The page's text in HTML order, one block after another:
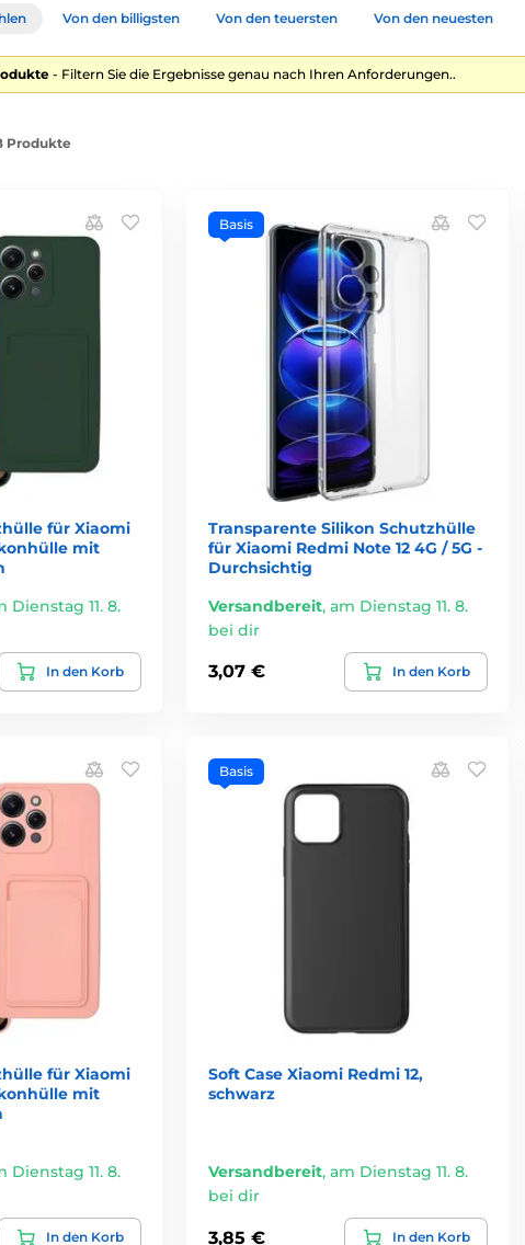
Von den billigsten Von den teuersten Von den neuesten
- Filtern Sie die Ergebnisse genau nach Ihren Anforderungen..
Produkte
für Xiaomi
mit
Dienstag 11. 8.
In den Korb
Basis
Transparente Silikon Schutzhülle
für Xiaomi Redmi Note 12 4G / 5G -
Durchsichtig
Versandbereit, am Dienstag 11. 8.
bei dir
3,07 € In den Korb
für Xiaomi
mit
Dienstag 11. 8.
In den Korb
Basis
Soft Case Xiaomi Redmi 12,
schwarz
Versandbereit, am Dienstag 11. 8.
bei dir
3,85 € In den Korb